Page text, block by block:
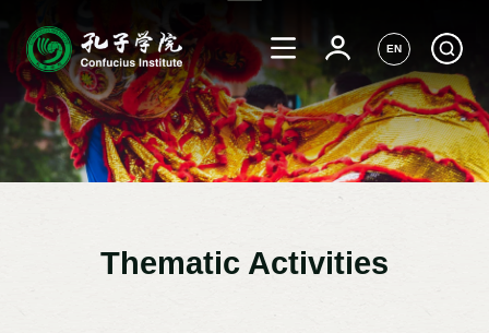
EN
Thematic Activities